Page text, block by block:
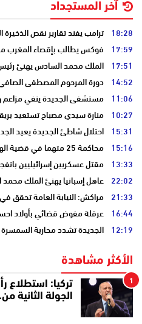
آخر المستجداد
18:28 ترامب يفند تقارير نقص
17:59 فوكس يطالب بإقصاء المغرب من
17:51 الملك محمد السادس يهنئ
14:52 دورة المرحوم المصطفى الصافي
11:06 مستشفى الجديدة ينفي مزاعم
10:27 منارة سيدي مصباح تستعيد
15:31 احتلال شاطئ الجديدة يعيد
15:16 محاكمة 25 متهما في قضية الهجرة إلى سبتة
13:33 مقتل عسكريين إسرائيليين
22:02 عاهل إسبانيا يهنئ الملك
21:33 مراكش: النيابة العامة تحقق
16:44 عرقلة مفوض قضائي بأولاد
12:19 الجديدة تشدد محاربة السمسرة
الأكثر مشاهدة
1
تركيا: استطلاع
الجولة الثانية